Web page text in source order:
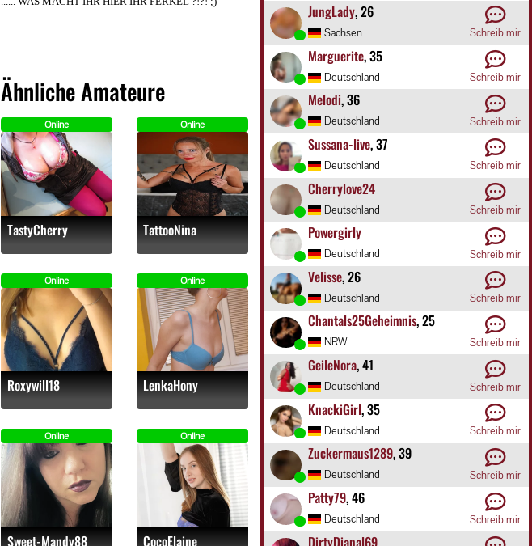
Ähnliche Amateure
Online
TastyCherry
Online
TattooNina
Online
Roxywill18
Online
LenkaHony
Online
Sweet-Mandy88
Online
CocoElaine
JungLady, 26
Sachsen Schreib mir
Marguerite, 35
Deutschland Schreib mir
Melodi, 36
Deutschland Schreib mir
Sussana-live, 37
Deutschland Schreib mir
Cherrylove24
Deutschland Schreib mir
Powergirly
Deutschland Schreib mir
Velisse, 26
Deutschland Schreib mir
Chantals25Geheimnis, 25
NRW Schreib mir
GeileNora, 41
Deutschland Schreib mir
KnackiGirl, 35
Deutschland Schreib mir
Zuckermaus1289, 39
Deutschland Schreib mir
Patty79, 46
Deutschland Schreib mir
DirtyDianal69